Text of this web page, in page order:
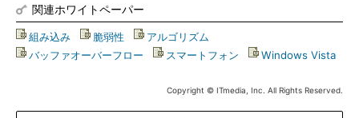
関連ホワイトペーパー
組み込み 脆弱性 アルゴリズム
バッファオーバーフロー
スマートフォン Windows Vista
Copyright © ITmedia, Inc. All Rights Reserved.